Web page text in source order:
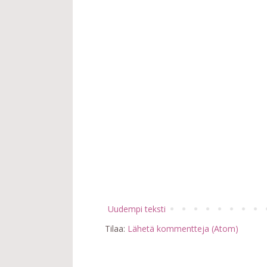
Uudempi teksti
Tilaa: Lähetä kommentteja (Atom)